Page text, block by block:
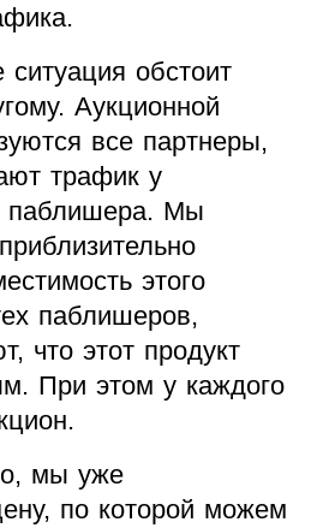
обстоит
Аукционной
все партнеры,
трафик у
паблишера. Мы
этого
паблишеров,
что этот продукт
При этом у каждого
мы уже
по которой можем